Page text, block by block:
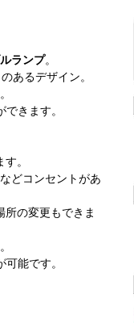
ランプ。
あるデザイン。
きます。
。
どコンセントがあ
の変更もできま
能です。